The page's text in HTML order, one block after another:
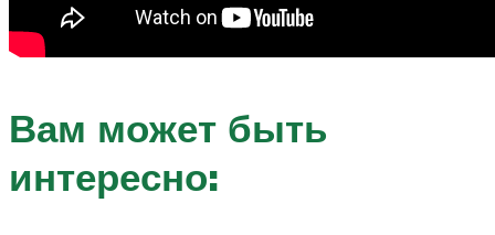
Вам может быть
интересно: